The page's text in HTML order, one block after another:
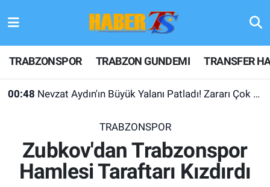
TRABZONSPOR TRABZON GUNDEMI TRANSFER
00:48 Nevzat Aydın'ın Büyük Yalanı Patladı! Zararı Çok Desteği Yok
TRABZONSPOR
Zubkov'dan Trabzonspor
Hamlesi Taraftarı Kızdırdı
TRABZONSPOR
TRABZON GUNDEMI
KULİS MEYDANI
Hava Durumu
Trafik Durumu
Son Dakika Haberleri